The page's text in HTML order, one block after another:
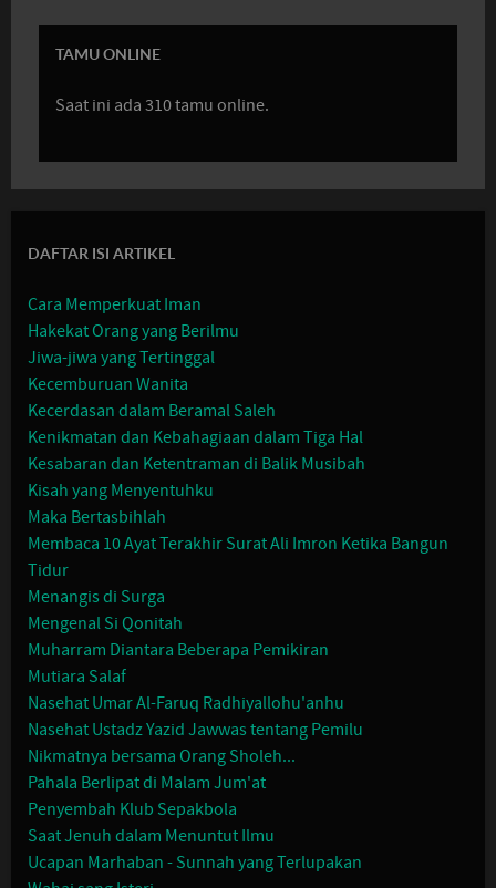
TAMU ONLINE
Saat ini ada 310 tamu online.
DAFTAR ISI ARTIKEL
Cara Memperkuat Iman
Hakekat Orang yang Berilmu
Jiwa-jiwa yang Tertinggal
Kecemburuan Wanita
Kecerdasan dalam Beramal Saleh
Kenikmatan dan Kebahagiaan dalam Tiga Hal
Kesabaran dan Ketentraman di Balik Musibah
Kisah yang Menyentuhku
Maka Bertasbihlah
Membaca 10 Ayat Terakhir Surat Ali Imron Ketika Bangun
Tidur
Menangis di Surga
Mengenal Si Qonitah
Muharram Diantara Beberapa Pemikiran
Mutiara Salaf
Nasehat Umar Al-Faruq Radhiyallohu'anhu
Nasehat Ustadz Yazid Jawwas tentang Pemilu
Nikmatnya bersama Orang Sholeh...
Pahala Berlipat di Malam Jum'at
Penyembah Klub Sepakbola
Saat Jenuh dalam Menuntut Ilmu
Ucapan Marhaban - Sunnah yang Terlupakan